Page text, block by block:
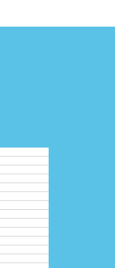
«Электроника»
серии. Принимаем товары с
объема. Скупаем советские часы